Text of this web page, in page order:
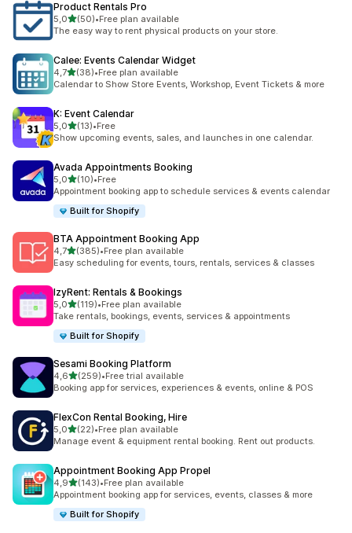
Product Rentals Pro
5,05 yıldız üzerinden
(50)
toplam 50 değerlendirme
•Free plan available
The easy way to rent physical products on your store.
Calee: Events Calendar Widget
4,75 yıldız üzerinden
(38)
toplam 38 değerlendirme
•Free plan available
Calendar to Show Store Events, Workshop, Event Tickets & more
K: Event Calendar
5,05 yıldız üzerinden
(13)
toplam 13 değerlendirme
•Free
Show upcoming events, sales, and launches in one calendar.
Avada Appointments Booking
5,05 yıldız üzerinden
(10)
toplam 10 değerlendirme
•Free
Appointment booking app to schedule services & events calendar
Built for Shopify
BTA Appointment Booking App
4,75 yıldız üzerinden
(385)
toplam 385 değerlendirme
•Free plan available
Easy scheduling for events, tours, rentals, services & classes
IzyRent: Rentals & Bookings
5,05 yıldız üzerinden
(119)
toplam 119 değerlendirme
•Free plan available
Take rentals, bookings, events, services & appointments
Built for Shopify
Sesami Booking Platform
4,65 yıldız üzerinden
(259)
toplam 259 değerlendirme
•Free trial available
Booking app for services, experiences & events, online & POS
FlexCon Rental Booking, Hire
5,05 yıldız üzerinden
(22)
toplam 22 değerlendirme
•Free plan available
Manage event & equipment rental booking. Rent out products.
Appointment Booking App Propel
4,95 yıldız üzerinden
(143)
toplam 143 değerlendirme
•Free plan available
Appointment booking app for services, events, classes & more
Built for Shopify